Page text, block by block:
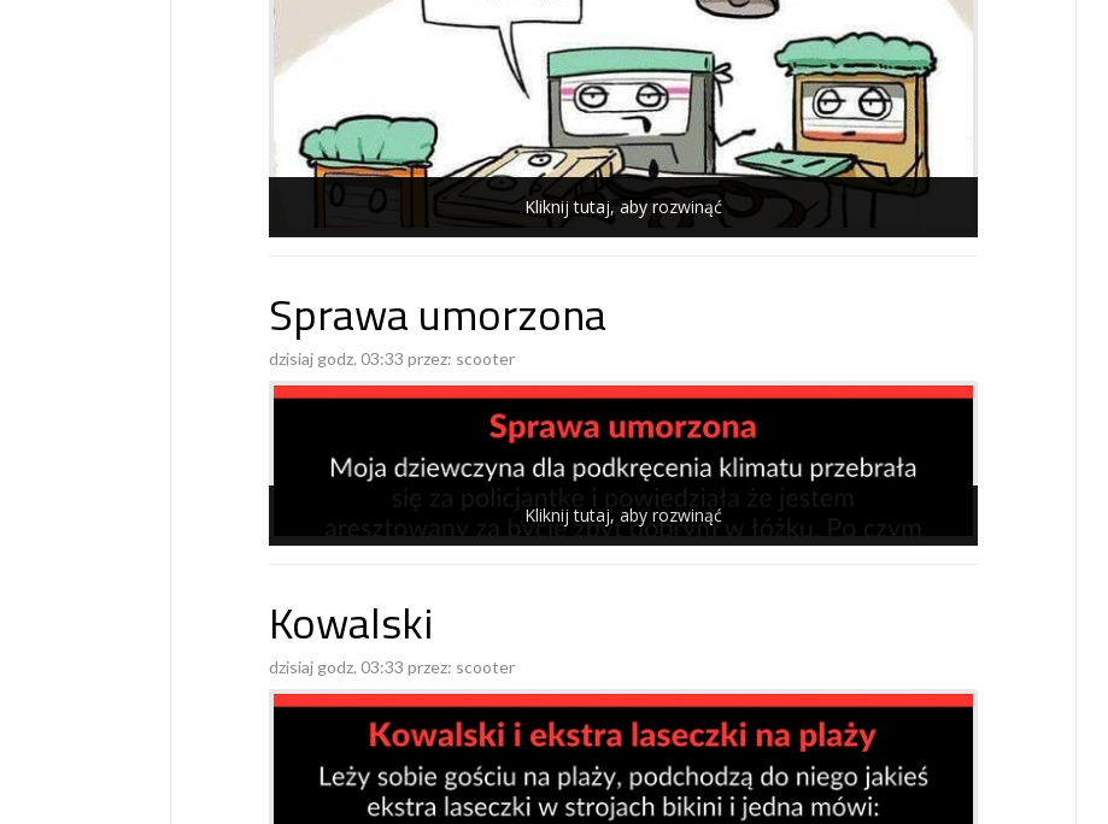
Kliknij tutaj, aby rozwinąć
Sprawa umorzona
dzisiaj godz. 03:33 przez: scooter
Kliknij tutaj, aby rozwinąć
Kowalski
dzisiaj godz. 03:33 przez: scooter